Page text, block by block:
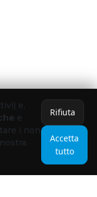
Search
e,
e
i non
Rifiuta
Accetta
tutto